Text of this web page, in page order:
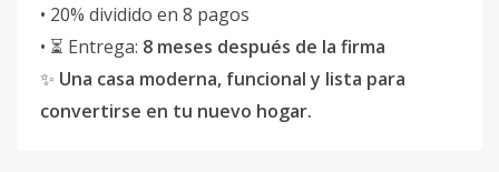
• 20% dividido en 8 pagos
• ⏳ Entrega: 8 meses después de la firma
✨ Una casa moderna, funcional y lista para
convertirse en tu nuevo hogar.